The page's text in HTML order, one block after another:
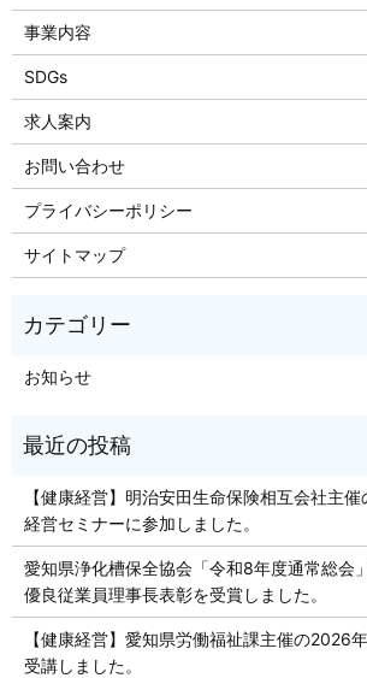
事業内容
SDGs
求人案内
お問い合わせ
プライバシーポリシー
サイトマップ
お知らせ
【健康経営】明治安田生命保険相互会社主
経営セミナーに参加しました。
愛知県浄化槽保全協会「令和8年度通常総会
優良従業員理事長表彰を受賞しました。
【健康経営】愛知県労働福祉課主催の2026
受講しました。